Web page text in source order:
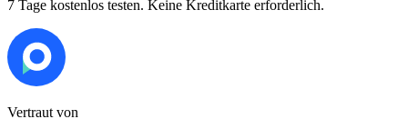
7 Tage kostenlos testen. Keine Kreditkarte erforderlich.
Vertraut von